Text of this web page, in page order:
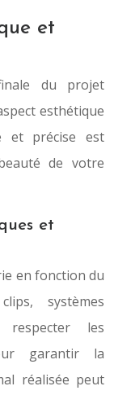
et
du projet
esthétique
et précise est
de votre
et
en fonction du
systèmes
les
garantir la
réalisée peut